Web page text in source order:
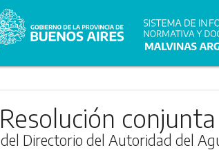
Resolución
del Directorio del Autoridad del